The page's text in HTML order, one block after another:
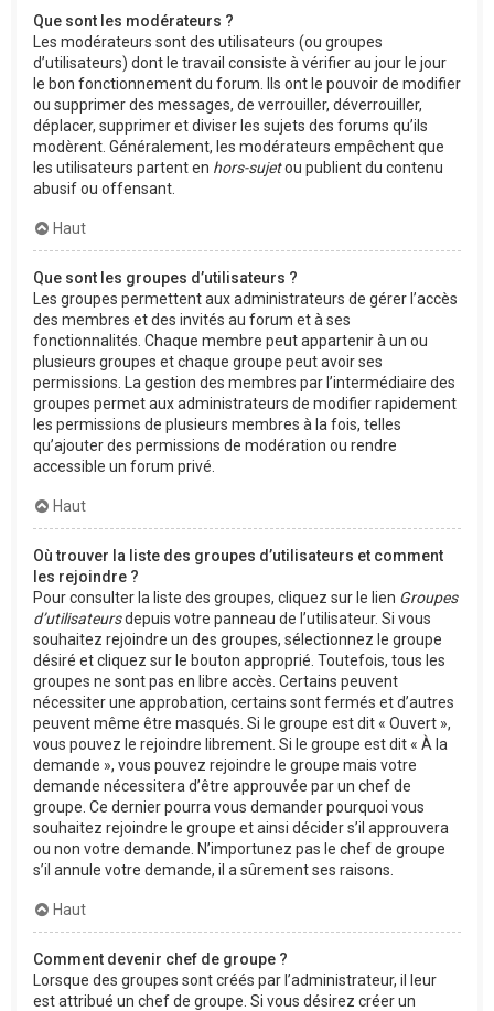
Que sont les modérateurs ?
Les modérateurs sont des utilisateurs (ou groupes
d’utilisateurs) dont le travail consiste à vérifier au jour le jour
le bon fonctionnement du forum. Ils ont le pouvoir de modifier
ou supprimer des messages, de verrouiller, déverrouiller,
déplacer, supprimer et diviser les sujets des forums qu’ils
modèrent. Généralement, les modérateurs empêchent que
les utilisateurs partent en hors-sujetou publient du contenu
abusif ou offensant.
Haut
Que sont les groupes d’utilisateurs ?
Les groupes permettent aux administrateurs de gérer l’accès
des membres et des invités au forum et à ses
fonctionnalités. Chaque membre peut appartenir à un ou
plusieurs groupes et chaque groupe peut avoir ses
permissions. La gestion des membres par l’intermédiaire des
groupes permet aux administrateurs de modifier rapidement
les permissions de plusieurs membres à la fois, telles
qu’ajouter des permissions de modération ou rendre
accessible un forum privé.
Haut
Où trouver la liste des groupes d’utilisateurs et comment
les rejoindre ?
Pour consulter la liste des groupes, cliquez sur le lien Groupes
d’utilisateursdepuis votre panneau de l’utilisateur. Si vous
souhaitez rejoindre un des groupes, sélectionnez le groupe
désiré et cliquez sur le bouton approprié. Toutefois, tous les
groupes ne sont pas en libre accès. Certains peuvent
nécessiter une approbation, certains sont fermés et d’autres
peuvent même être masqués. Si le groupe est dit « Ouvert »,
vous pouvez le rejoindre librement. Si le groupe est dit « À la
demande », vous pouvez rejoindre le groupe mais votre
demande nécessitera d’être approuvée par un chef de
groupe. Ce dernier pourra vous demander pourquoi vous
souhaitez rejoindre le groupe et ainsi décider s’il approuvera
ou non votre demande. N’importunez pas le chef de groupe
s’il annule votre demande, il a sûrement ses raisons.
Haut
Comment devenir chef de groupe ?
Lorsque des groupes sont créés par l’administrateur, il leur
est attribué un chef de groupe. Si vous désirez créer un